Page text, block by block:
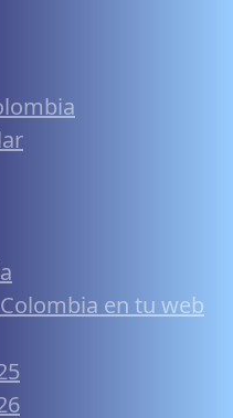
en tu web